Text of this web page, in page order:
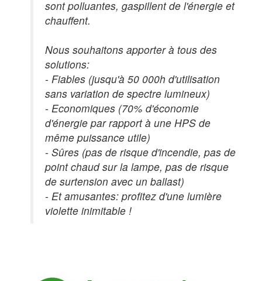
sont polluantes, gaspillent de l'énergie et
chauffent.
Nous souhaitons apporter à tous des
solutions:
- Fiables (jusqu'à 50 000h d'utilisation
sans variation de spectre lumineux)
- Economiques (70% d'économie
d'énergie par rapport à une HPS de
même puissance utile)
- Sûres (pas de risque d'incendie, pas de
point chaud sur la lampe, pas de risque
de surtension avec un ballast)
- Et amusantes: profitez d'une lumière
violette inimitable !